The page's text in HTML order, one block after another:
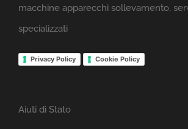
macchine apparecchi sollevamento,
specializzati
Privacy Policy Cookie Policy
Aiuti di Stato